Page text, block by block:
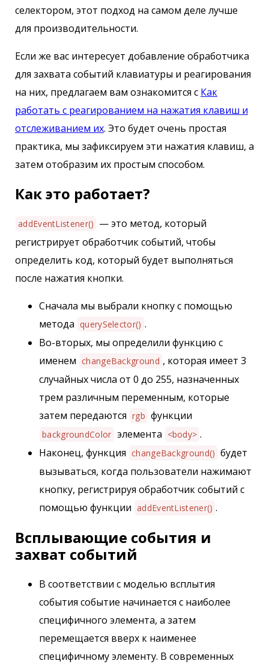
селектором, этот подход на самом деле лучше
для производительности.
Если же вас интересует добавление обработчика
для захвата событий клавиатуры и реагирования
на них, предлагаем вам ознакомится с Как
работать с реагированием на нажатия клавиш и
отслеживанием их. Это будет очень простая
практика, мы зафиксируем эти нажатия клавиш, а
затем отобразим их простым способом.
Как это работает?
addEventListener() — это метод, который
регистрирует обработчик событий, чтобы
определить код, который будет выполняться
после нажатия кнопки.
Сначала мы выбрали кнопку с помощью
метода querySelector() .
Во-вторых, мы определили функцию с
именем changeBackground , которая имеет 3
случайных числа от 0 до 255, назначенных
трем различным переменным, которые
затем передаются rgb функции
backgroundColor элемента <body> .
Наконец, функция changeBackground() будет
вызываться, когда пользователи нажимают
кнопку, регистрируя обработчик событий с
помощью функции addEventListener() .
Всплывающие события и
захват событий
В соответствии с моделью всплытия
события событие начинается с наиболее
специфичного элемента, а затем
перемещается вверх к наименее
специфичному элементу. В современных